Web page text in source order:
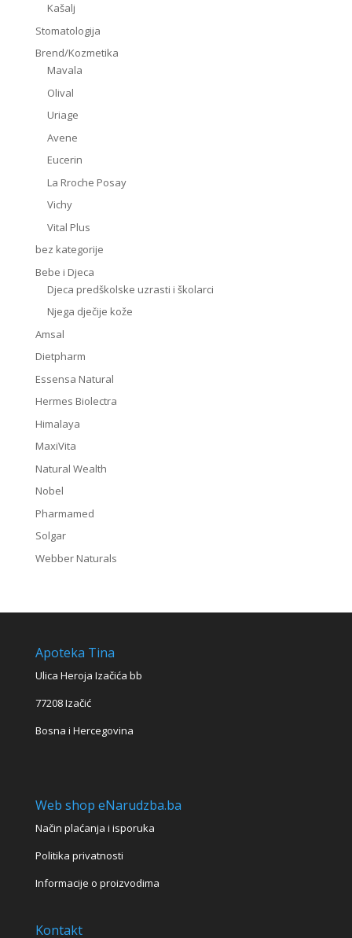
Kašalj
Stomatologija
Brend/Kozmetika
Mavala
Olival
Uriage
Avene
Eucerin
La Rroche Posay
Vichy
Vital Plus
bez kategorije
Bebe i Djeca
Djeca predškolske uzrasti i školarci
Njega dječije kože
Amsal
Dietpharm
Essensa Natural
Hermes Biolectra
Himalaya
MaxiVita
Natural Wealth
Nobel
Pharmamed
Solgar
Webber Naturals
Apoteka Tina
Ulica Heroja Izačića bb
77208 Izačić
Bosna i Hercegovina
Web shop eNarudzba.ba
Način plaćanja i isporuka
Politika privatnosti
Informacije o proizvodima
Kontakt